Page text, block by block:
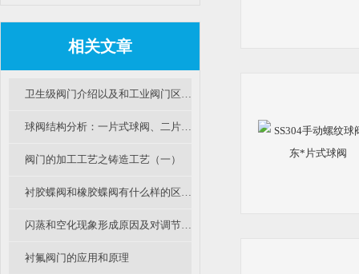
相关文章
卫生级阀门介绍以及和工业阀门区别不同
球阀结构分析：一片式球阀、二片式球阀和三片式球阀的区别
阀门的加工工艺之铸造工艺（一）
衬胶蝶阀和橡胶蝶阀有什么样的区别和不同呢？
闪蒸和空化现象形成原因及对调节阀影响有哪些？
衬氟阀门的应用和原理